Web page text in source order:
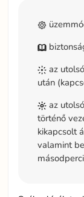
az
után
az
történő
kikapcsolt
valamint